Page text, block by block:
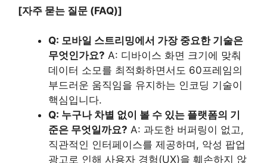
[자주 묻는 질문 (FAQ)]
Q: 모바일 스트리밍에서 가장 중요한 기술은
무엇인가요? A: 디바이스 화면 크기에 맞춰
데이터 소모를 최적화하면서도 60프레임의
부드러운 움직임을 유지하는 인코딩 기술이
핵심입니다.
Q: 누구나 차별 없이 볼 수 있는 플랫폼의 기
준은 무엇일까요? A: 과도한 버퍼링이 없고,
직관적인 인터페이스를 제공하며, 악성 팝업
광고로 인해 사용자 경험(UX)을 훼손하지 않